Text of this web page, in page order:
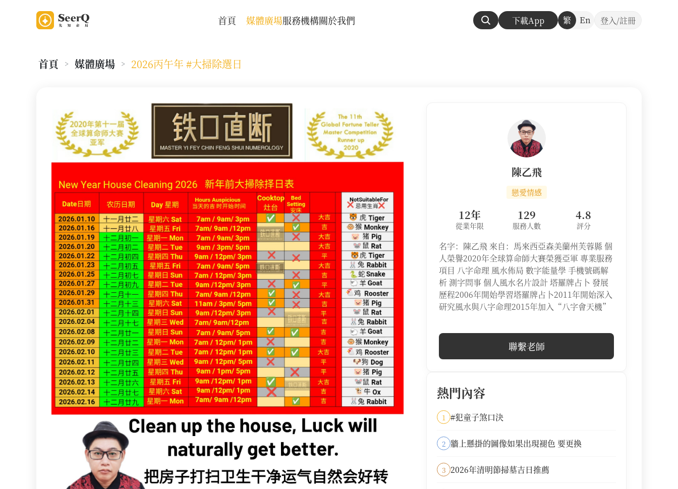
首頁 媒體廣場服務機構關於我們 下載App 繁 En 登入/註冊
首頁 > 媒體廣場 > 2026丙午年 #大掃除選日
陳乙飛
戀愛情感
12年
從業年限
129
服務人數
4.8
評分
名字：陳乙飛 來自：馬來西亞森美蘭州芙蓉縣 個
人榮譽2020年全球算命師大賽榮獲亞軍 專業服務
項目 八字命理 風水佈局 數字能量學 手機號碼解
析 測字問事 個人風水名片設計 塔羅牌占卜 發展
歷程2006年開始學習塔羅牌占卜2011年開始深入
研究風水與八字命理2015年加入“八字會天機”
聯繫老師
熱門內容
1 #犯童子煞口決
2 牆上懸掛的圖像如果出現褪色 要更換
3 2026年清明節掃墓吉日推薦